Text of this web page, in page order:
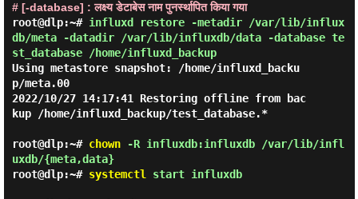
# [-database] : लक्ष्य डेटाबेस नाम पुनर्स्थापित किया गया
root@dlp:~# influxd restore -metadir /var/lib/influx
db/meta -datadir /var/lib/influxdb/data -database te
st_database /home/influxd_backup
Using metastore snapshot: /home/influxd_backu
p/meta.00
2022/10/27 14:17:41 Restoring offline from bac
kup /home/influxd_backup/test_database.*
root@dlp:~# chown-R influxdb:influxdb /var/lib/infl
uxdb/{meta,data}
root@dlp:~# systemctl start influxdb